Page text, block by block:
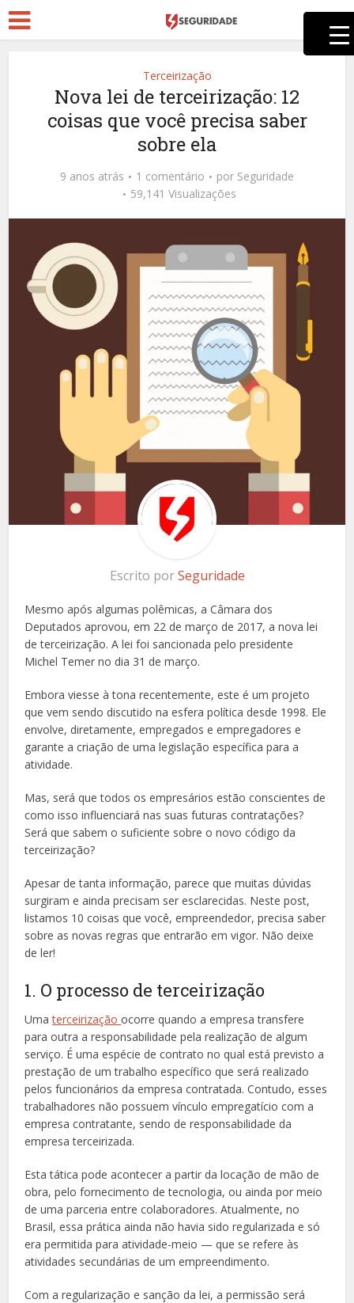
Terceirização
Nova lei de terceirização: 12
coisas que você precisa saber
sobre ela
9 anos atrás 1 comentário por Seguridade
59,141 Visualizações
Escrito porSeguridade
Mesmo após algumas polêmicas, a Câmara dos
Deputados aprovou, em 22 de março de 2017, a nova lei
de terceirização. A lei foi sancionada pelo presidente
Michel Temer no dia 31 de março.
Embora viesse à tona recentemente, este é um projeto
que vem sendo discutido na esfera política desde 1998. Ele
envolve, diretamente, empregados e empregadores e
garante a criação de uma legislação específica para a
atividade.
Mas, será que todos os empresários estão conscientes de
como isso influenciará nas suas futuras contratações?
Será que sabem o suficiente sobre o novo código da
terceirização?
Apesar de tanta informação, parece que muitas dúvidas
surgiram e ainda precisam ser esclarecidas. Neste post,
listamos 10 coisas que você, empreendedor, precisa saber
sobre as novas regras que entrarão em vigor. Não deixe
de ler!
1. O processo de terceirização
Umaterceirizaçãoocorre quando a empresa transfere
para outra a responsabilidade pela realização de algum
serviço. É uma espécie de contrato no qual está previsto a
prestação de um trabalho específico que será realizado
pelos funcionários da empresa contratada. Contudo, esses
trabalhadores não possuem vínculo empregatício com a
empresa contratante, sendo de responsabilidade da
empresa terceirizada.
Esta tática pode acontecer a partir da locação de mão de
obra, pelo fornecimento de tecnologia, ou ainda por meio
de uma parceria entre colaboradores. Atualmente, no
Brasil, essa prática ainda não havia sido regularizada e só
era permitida para atividade-meio — que se refere às
atividades secundárias de um empreendimento.
Com a regularização e sanção da lei, a permissão será